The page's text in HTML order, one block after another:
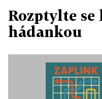
Rozptylte
hádankou